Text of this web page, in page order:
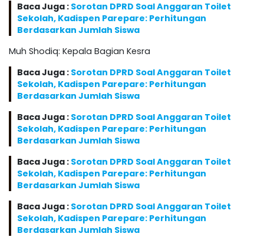
Baca Juga : Sorotan DPRD Soal Anggaran Toilet
Sekolah, Kadispen Parepare: Perhitungan
Berdasarkan Jumlah Siswa
Muh Shodiq: Kepala Bagian Kesra
Baca Juga : Sorotan DPRD Soal Anggaran Toilet
Sekolah, Kadispen Parepare: Perhitungan
Berdasarkan Jumlah Siswa
Baca Juga : Sorotan DPRD Soal Anggaran Toilet
Sekolah, Kadispen Parepare: Perhitungan
Berdasarkan Jumlah Siswa
Baca Juga : Sorotan DPRD Soal Anggaran Toilet
Sekolah, Kadispen Parepare: Perhitungan
Berdasarkan Jumlah Siswa
Baca Juga : Sorotan DPRD Soal Anggaran Toilet
Sekolah, Kadispen Parepare: Perhitungan
Berdasarkan Jumlah Siswa